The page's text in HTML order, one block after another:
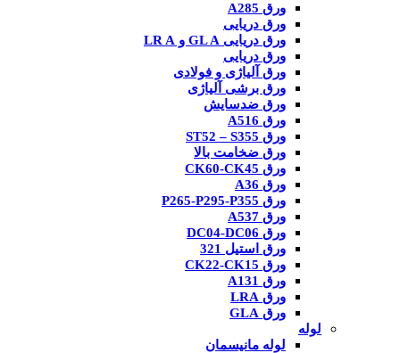
ورق A285
ورق دریایی
ورق دریایی GL A و LR A
ورق دریایی
ورق آلیاژی و فولادی
ورق برشی آلیاژی
ورق ضدسایش
ورق A516
ورق ST52 – S355
ورق ضخامت بالا
ورق CK60-CK45
ورق A36
ورق P265-P295-P355
ورق A537
ورق DC04-DC06
ورق استیل 321
ورق CK22-CK15
ورق A131
ورق LRA
ورق GLA
لوله
لوله مانیسمان